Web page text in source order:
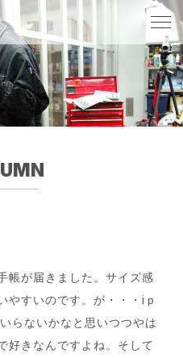
帳が届きました。サイズ感
やすいのです。が・・・iｐ
らないかなと思いつつやは
好きなんですよね。そして